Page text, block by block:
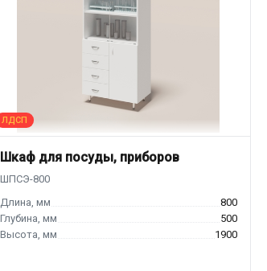
Шкаф для посуды, приборов
800
500
1900